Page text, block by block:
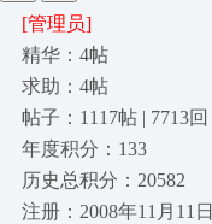
[管理员]
精华：4帖
求助：4帖
帖子：1117帖 | 7713回
年度积分：133
历史总积分：20582
注册：2008年11月11日